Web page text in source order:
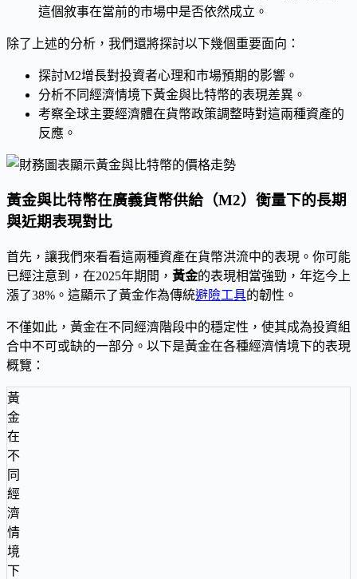
這個敘事在當前的市場中是否依然成立。
除了上述的分析，我們還將探討以下幾個重要面向：
探討M2增長對投資者心理和市場預期的影響。
分析不同經濟情境下黃金與比特幣的表現差異。
考察全球主要經濟體在貨幣政策調整時對這兩種資產的
反應。
黃金與比特幣在廣義貨幣供給（M2）衡量下的長期
與近期表現對比
首先，讓我們來看看這兩種資產在貨幣洪流中的表現。你可能
已經注意到，在2025年期間， 黃金的表現相當強勁，年迄今上
漲了38%。這顯示了黃金作為傳統避險工具的韌性。
不僅如此，黃金在不同經濟階段中的穩定性，使其成為投資組
合中不可或缺的一部分。以下是黃金在各種經濟情境下的表現
概覽：
黃
金
在
不
同
經
濟
情
境
下